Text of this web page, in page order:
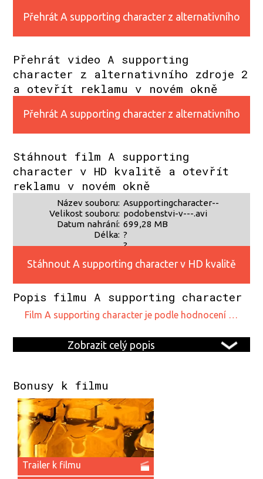
Přehrát A supporting character z alternativního
Přehrát video A supporting
character z alternativního zdroje 2
a otevřít reklamu v novém okně
Přehrát A supporting character z alternativního
Stáhnout film A supporting
character v HD kvalitě a otevřít
reklamu v novém okně
Název souboru:
Velikost souboru:
Datum nahrání:
Délka:
Asupportingcharacter--
podobenstvi-v---.avi
699,28 MB
?
?
Stáhnout A supporting character v HD kvalitě
Popis filmu A supporting character
film A supporting character je podle hodnocení …
Zobrazit celý popis
Bonusy k filmu
Trailer k filmu